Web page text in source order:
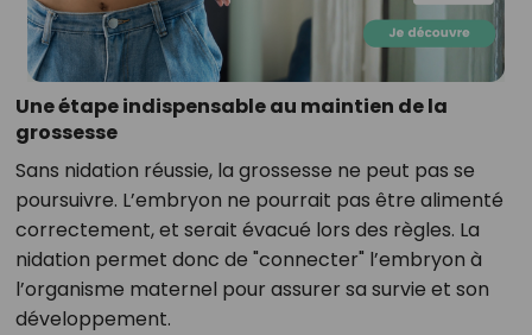
Une étape indispensable au maintien de la
grossesse
Sans nidation réussie, la grossesse ne peut pas se
poursuivre. L’embryon ne pourrait pas être alimenté
correctement, et serait évacué lors des règles. La
nidation permet donc de "connecter" l’embryon à
l’organisme maternel pour assurer sa survie et son
développement.